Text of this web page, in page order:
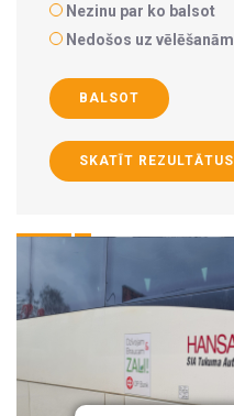
Nezinu par ko balsot
Nedošos uz vēlēšanām
BALSOT
SKATĪT REZULTĀTUS